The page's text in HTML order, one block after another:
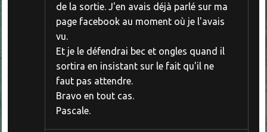
de la sortie. J'en avais déjà parlé sur ma
page facebook au moment où je l'avais
vu.
Et je le défendrai bec et ongles quand il
sortira en insistant sur le fait qu'il ne
faut pas attendre.
Bravo en tout cas.
Pascale.